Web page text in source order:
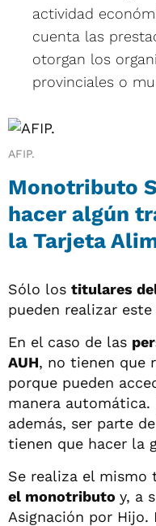
actividad
cuenta las
otorgan los
provinciales o
AFIP.
Monotributo
hacer algún
la Tarjeta
Sólo los titulares
pueden realizar
En el caso de las
AUH, no tienen que
porque pueden
manera automática.
además, ser parte
tienen que hacer la
Se realiza el mismo
el monotributo y, a
Asignación por